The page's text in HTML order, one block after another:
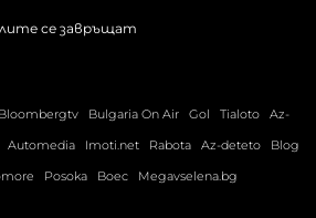
се завръщат
Bloombergtv Bulgaria On Air Gol Tialoto
Az-
Automedia Imoti.net Rabota Az-deteto
Blog
Posoka Boec Megavselena.bg